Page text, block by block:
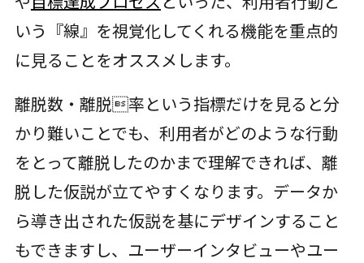
いう『線』を視覚化してくれる機能を重点的
に見ることをオススメします。
離脱数・離脱率という指標だけを見ると分
かり難いことでも、利用者がどのような行動
をとって離脱したのかまで理解できれば、離
脱した仮説が立てやすくなります。データか
ら導き出された仮説を基にデザインすること
もできますし、ユーザーインタビューやユー